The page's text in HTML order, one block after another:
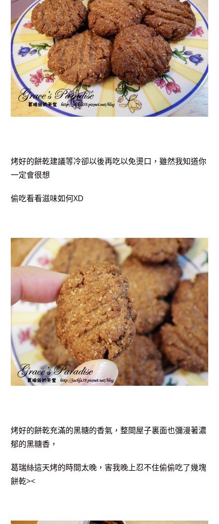
烤好的餅乾建議等冷卻以後再吃以免燙口，雖然我知道你
一定會很想
偷吃看看滋味如何XD
烤好的餅乾充滿的黑糖的香氣，整間屋子裏面也彌漫著濃
郁的黑糖香，
葛瑞絲這天烤的時間太晚，害我晚上忍不住偷偷吃了幾塊
餅乾><